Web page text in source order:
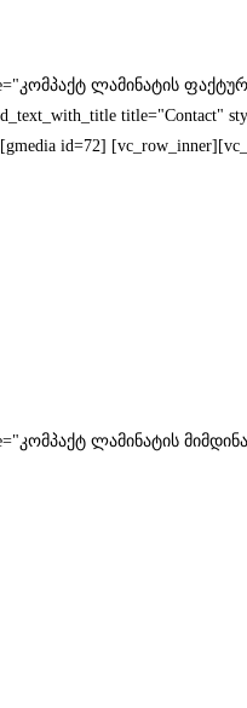
ლამინატის
title="Contact"
id=72]
ლამინატის